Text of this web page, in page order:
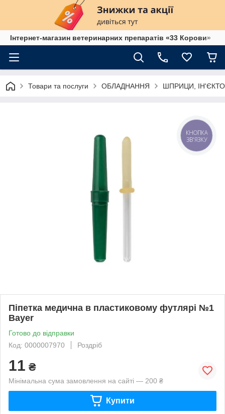
Інтернет-магазин ветеринарних препаратів «33 Корови»
Товари та послуги ОБЛАДНАННЯ ШПРИЦИ,
Піпетка медична в пластиковому футлярі №1
Bayer
Готово до відправки
Код: 0000007970
Роздріб
11 ₴
Мінімальна сума замовлення на сайті — 200 ₴
Купити
КНОПКА
ЗВ'ЯЗКУ